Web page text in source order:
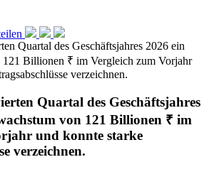
Quartal des Geschäftsjahres
von 121 Billionen ₹ im
und konnte starke
verzeichnen.